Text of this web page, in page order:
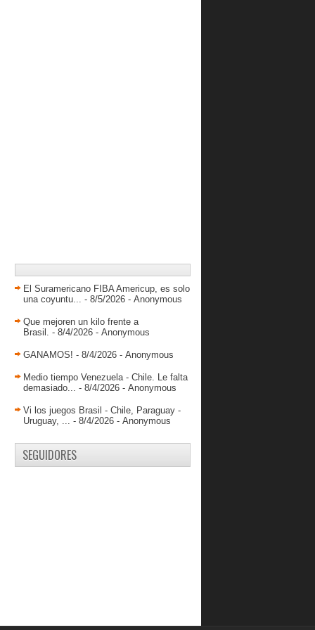
El Suramericano FIBA Americup, es solo
una coyuntu... - 8/5/2026 - Anonymous
Que mejoren un kilo frente a
Brasil. - 8/4/2026 - Anonymous
GANAMOS! - 8/4/2026 - Anonymous
Medio tiempo Venezuela - Chile. Le falta
demasiado... - 8/4/2026 - Anonymous
Vi los juegos Brasil - Chile, Paraguay -
Uruguay, ... - 8/4/2026 - Anonymous
SEGUIDORES